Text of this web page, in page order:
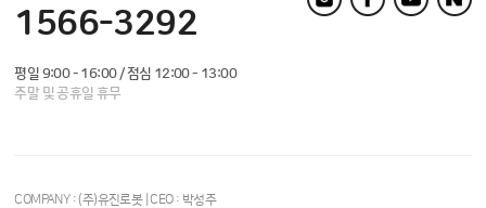
1566-3292
평일 9:00 - 16:00 / 점심 12:00 - 13:00
주말 및 공휴일 휴무
COMPANY : (주)유진로봇 | CEO : 박성주